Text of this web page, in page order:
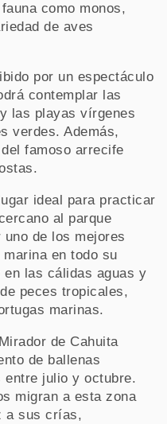
como monos,
de aves
por un espectáculo
contemplar las
las playas vírgenes
verdes. Además,
famoso arrecife
ideal para practicar
al parque
de los mejores
en todo su
en las cálidas aguas y
peces tropicales,
marinas.
de Cahuita
de ballenas
entre julio y octubre.
migran a esta zona
a sus crías,